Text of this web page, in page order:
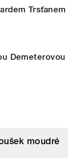
Trsťanem
Demeterovou
moudré